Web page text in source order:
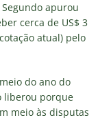
apurou
cerca de US$ 3
atual) pelo
do ano do
liberou porque
meio às disputas